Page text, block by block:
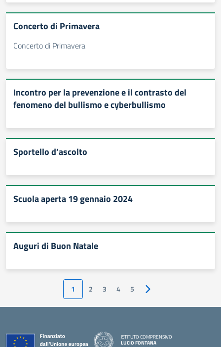
Concerto di Primavera
Concerto di Primavera
Incontro per la prevenzione e il contrasto del
fenomeno del bullismo e cyberbullismo
Sportello d’ascolto
Scuola aperta 19 gennaio 2024
Auguri di Buon Natale
1 2 3 4 5 Pagina successiva
ISTITUTO COMPRENSIVO
LUCIO FONTANA